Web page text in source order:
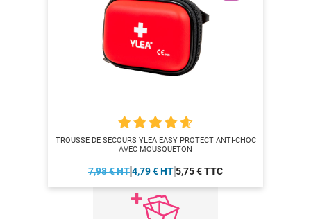
TROUSSE DE SECOURS YLEA EASY PROTECT ANTI-CHOC
AVEC MOUSQUETON
7,98 € HT4,79 € HT5,75 € TTC